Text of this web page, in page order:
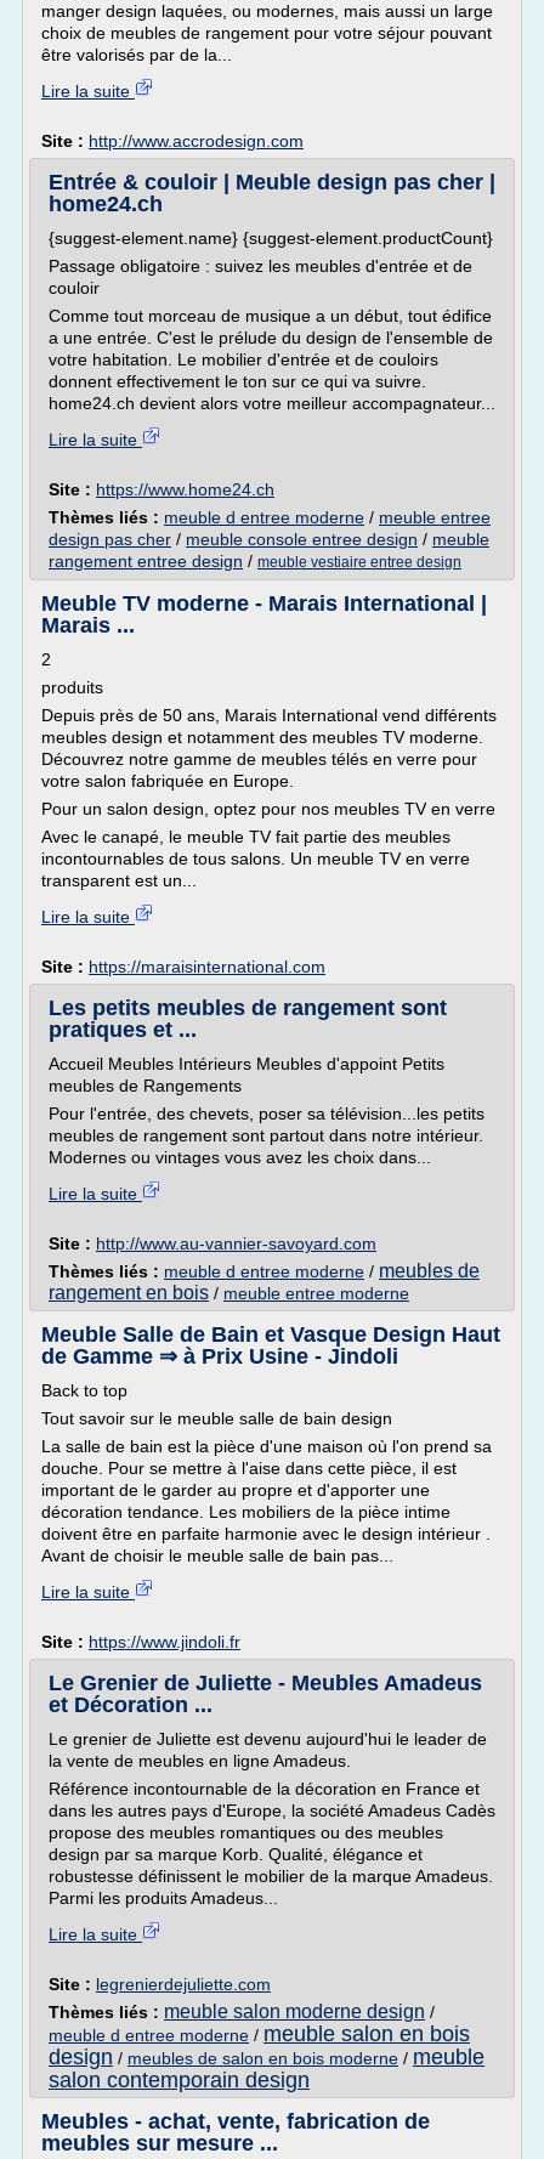
manger design laquées, ou modernes, mais aussi un large
choix de meubles de rangement pour votre séjour pouvant
être valorisés par de la...
Lire la suite
Site : http://www.accrodesign.com
Entrée & couloir | Meuble design pas cher |
home24.ch
{suggest-element.name} {suggest-element.productCount}
Passage obligatoire : suivez les meubles d'entrée et de
couloir
Comme tout morceau de musique a un début, tout édifice
a une entrée. C'est le prélude du design de l'ensemble de
votre habitation. Le mobilier d'entrée et de couloirs
donnent effectivement le ton sur ce qui va suivre.
home24.ch devient alors votre meilleur accompagnateur...
Lire la suite
Site : https://www.home24.ch
Thèmes liés : meuble d entree moderne / meuble entree
design pas cher / meuble console entree design / meuble
rangement entree design / meuble vestiaire entree design
Meuble TV moderne - Marais International |
Marais ...
2
produits
Depuis près de 50 ans, Marais International vend différents
meubles design et notamment des meubles TV moderne.
Découvrez notre gamme de meubles télés en verre pour
votre salon fabriquée en Europe.
Pour un salon design, optez pour nos meubles TV en verre
Avec le canapé, le meuble TV fait partie des meubles
incontournables de tous salons. Un meuble TV en verre
transparent est un...
Lire la suite
Site : https://maraisinternational.com
Les petits meubles de rangement sont
pratiques et ...
Accueil Meubles Intérieurs Meubles d'appoint Petits
meubles de Rangements
Pour l'entrée, des chevets, poser sa télévision...les petits
meubles de rangement sont partout dans notre intérieur.
Modernes ou vintages vous avez les choix dans...
Lire la suite
Site : http://www.au-vannier-savoyard.com
Thèmes liés : meuble d entree moderne / meubles de
rangement en bois / meuble entree moderne
Meuble Salle de Bain et Vasque Design Haut
de Gamme ⇒ à Prix Usine - Jindoli
Back to top
Tout savoir sur le meuble salle de bain design
La salle de bain est la pièce d'une maison où l'on prend sa
douche. Pour se mettre à l'aise dans cette pièce, il est
important de le garder au propre et d'apporter une
décoration tendance. Les mobiliers de la pièce intime
doivent être en parfaite harmonie avec le design intérieur .
Avant de choisir le meuble salle de bain pas...
Lire la suite
Site : https://www.jindoli.fr
Le Grenier de Juliette - Meubles Amadeus
et Décoration ...
Le grenier de Juliette est devenu aujourd'hui le leader de
la vente de meubles en ligne Amadeus.
Référence incontournable de la décoration en France et
dans les autres pays d'Europe, la société Amadeus Cadès
propose des meubles romantiques ou des meubles
design par sa marque Korb. Qualité, élégance et
robustesse définissent le mobilier de la marque Amadeus.
Parmi les produits Amadeus...
Lire la suite
Site : legrenierdejuliette.com
Thèmes liés : meuble salon moderne design /
meuble d entree moderne / meuble salon en bois
design / meubles de salon en bois moderne / meuble
salon contemporain design
Meubles - achat, vente, fabrication de
meubles sur mesure ...